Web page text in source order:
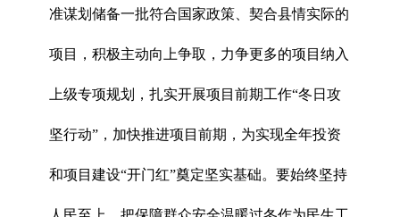
准谋划储备一批符合国家政策、契合县情实际的
项目，积极主动向上争取，力争更多的项目纳入
上级专项规划，扎实开展项目前期工作“冬日攻
坚行动”，加快推进项目前期，为实现全年投资
和项目建设“开门红”奠定坚实基础。要始终坚持